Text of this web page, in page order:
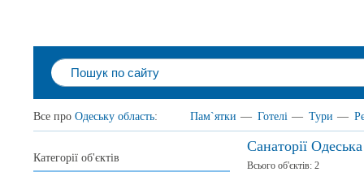
Все про Одеську область: Пам`ятки — Готелі — Тури —
Санаторії
Всього об'єктів: 2
Категорії об'єктів